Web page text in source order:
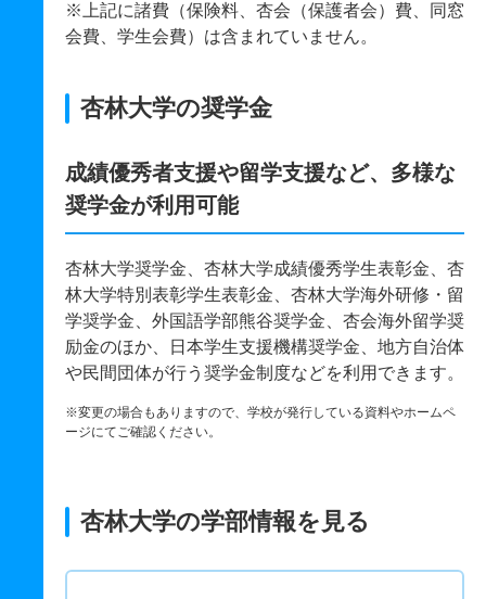
※上記に諸費（保険料、杏会（保護者会）費、同窓
会費、学生会費）は含まれていません。
杏林大学の奨学金
成績優秀者支援や留学支援など、多様な
奨学金が利用可能
杏林大学奨学金、杏林大学成績優秀学生表彰金、杏
林大学特別表彰学生表彰金、杏林大学海外研修・留
学奨学金、外国語学部熊谷奨学金、杏会海外留学奨
励金のほか、日本学生支援機構奨学金、地方自治体
や民間団体が行う奨学金制度などを利用できます。
※変更の場合もありますので、学校が発行している資料やホームペ
ージにてご確認ください。
杏林大学の学部情報を見る